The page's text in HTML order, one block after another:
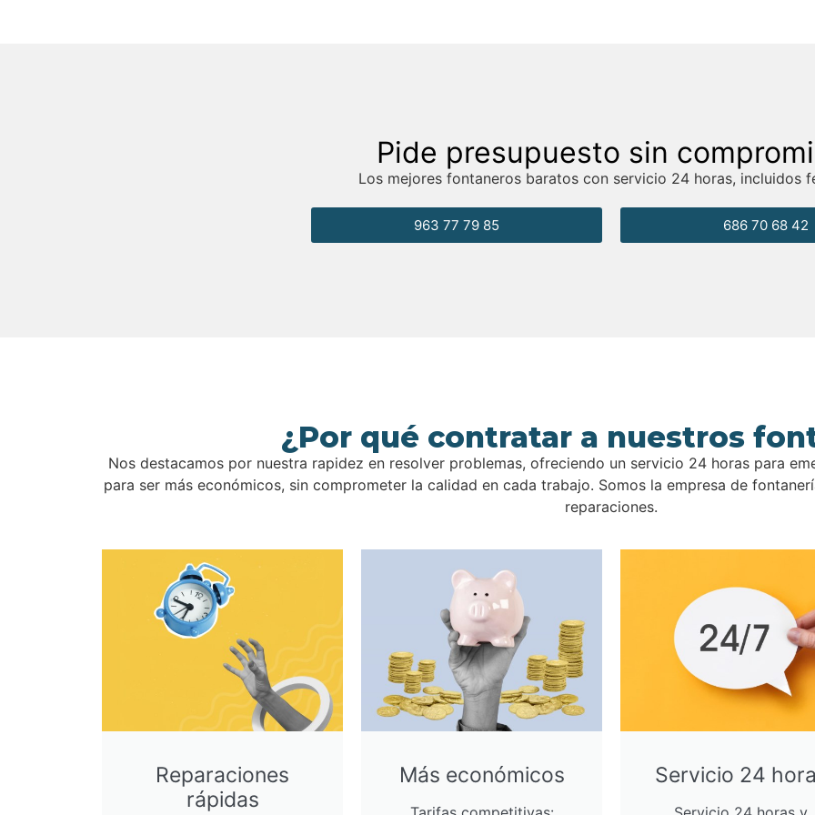
Pide presupuesto sin
Los mejores fontaneros baratos con servicio 24 horas, incluidos
686 70 68 42
963 77 79 85
¿Por qué contratar a nuestros
Nos destacamos por nuestra rapidez en resolver problemas, ofreciendo un servicio 24 horas para
para ser más económicos, sin comprometer la calidad en cada trabajo. Somos la empresa de
reparaciones.
Reparaciones
rápidas
Más económicos Servicio 24